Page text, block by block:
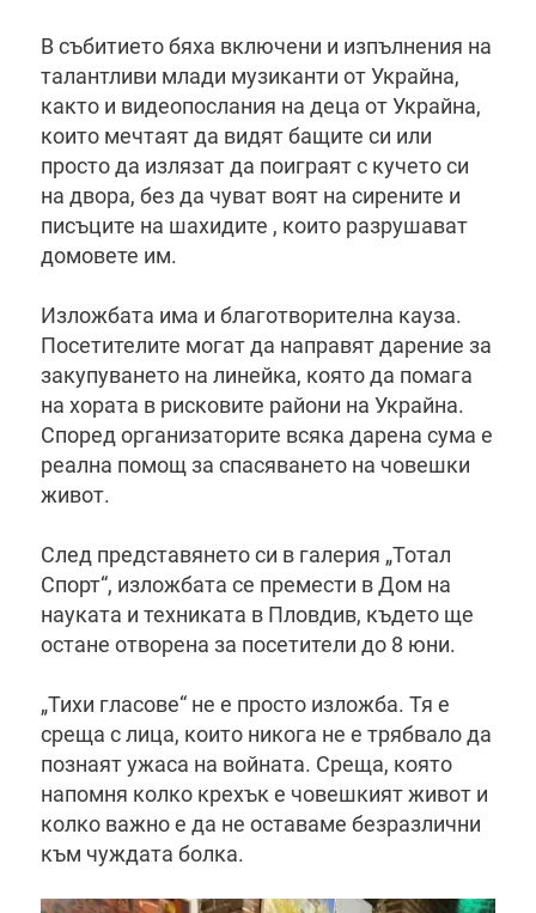
В събитието бяха включени и изпълнения на
талантливи млади музиканти от Украйна,
както и видеопослания на деца от Украйна,
които мечтаят да видят бащите си или
просто да излязат да поиграят с кучето си
на двора, без да чуват воят на сирените и
писъците на шахидите , които разрушават
домовете им.
Изложбата има и благотворителна кауза.
Посетителите могат да направят дарение за
закупуването на линейка, която да помага
на хората в рисковите райони на Украйна.
Според организаторите всяка дарена сума е
реална помощ за спасяването на човешки
живот.
След представянето си в галерия „Тотал
Спорт“, изложбата се премести в Дом на
науката и техниката в Пловдив, където ще
остане отворена за посетители до 8 юни.
„Тихи гласове“ не е просто изложба. Тя е
среща с лица, които никога не е трябвало да
познаят ужаса на войната. Среща, която
напомня колко крехък е човешкият живот и
колко важно е да не оставаме безразлични
към чуждата болка.